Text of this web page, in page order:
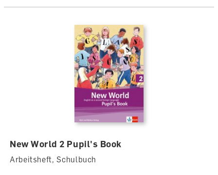
New World 2 Pupil's Book
Arbeitsheft, Schulbuch